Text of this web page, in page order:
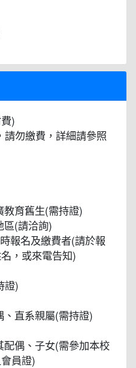
)
勿繳費，詳細請參照
育舊生(需持證)
區(請洽詢)
報名及繳費者(請於報
，或來電告知)
證)
直系親屬(需持證)
偶、子女(需參加本校
員證)